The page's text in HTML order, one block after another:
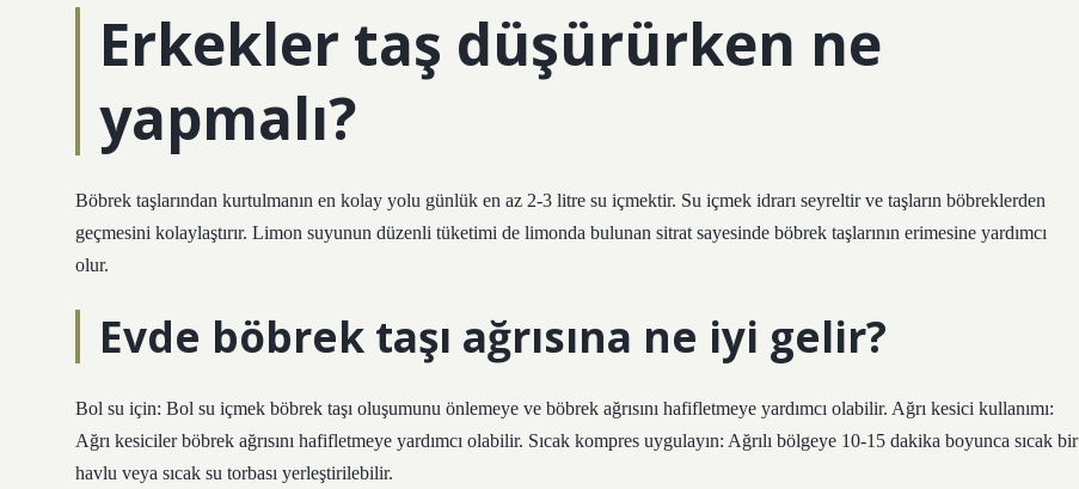
Erkekler taş düşürürken ne
yapmalı?
Böbrek taşlarından kurtulmanın en kolay yolu günlük en az 2-3 litre su içmektir. Su içmek idrarı seyreltir ve taşların böbreklerden
geçmesini kolaylaştırır. Limon suyunun düzenli tüketimi de limonda bulunan sitrat sayesinde böbrek taşlarının erimesine yardımcı
olur.
Evde böbrek taşı ağrısına ne iyi gelir?
Bol su için: Bol su içmek böbrek taşı oluşumunu önlemeye ve böbrek ağrısını hafifletmeye yardımcı olabilir. Ağrı kesici kullanımı:
Ağrı kesiciler böbrek ağrısını hafifletmeye yardımcı olabilir. Sıcak kompres uygulayın: Ağrılı bölgeye 10-15 dakika boyunca sıcak bir
havlu veya sıcak su torbası yerleştirilebilir.